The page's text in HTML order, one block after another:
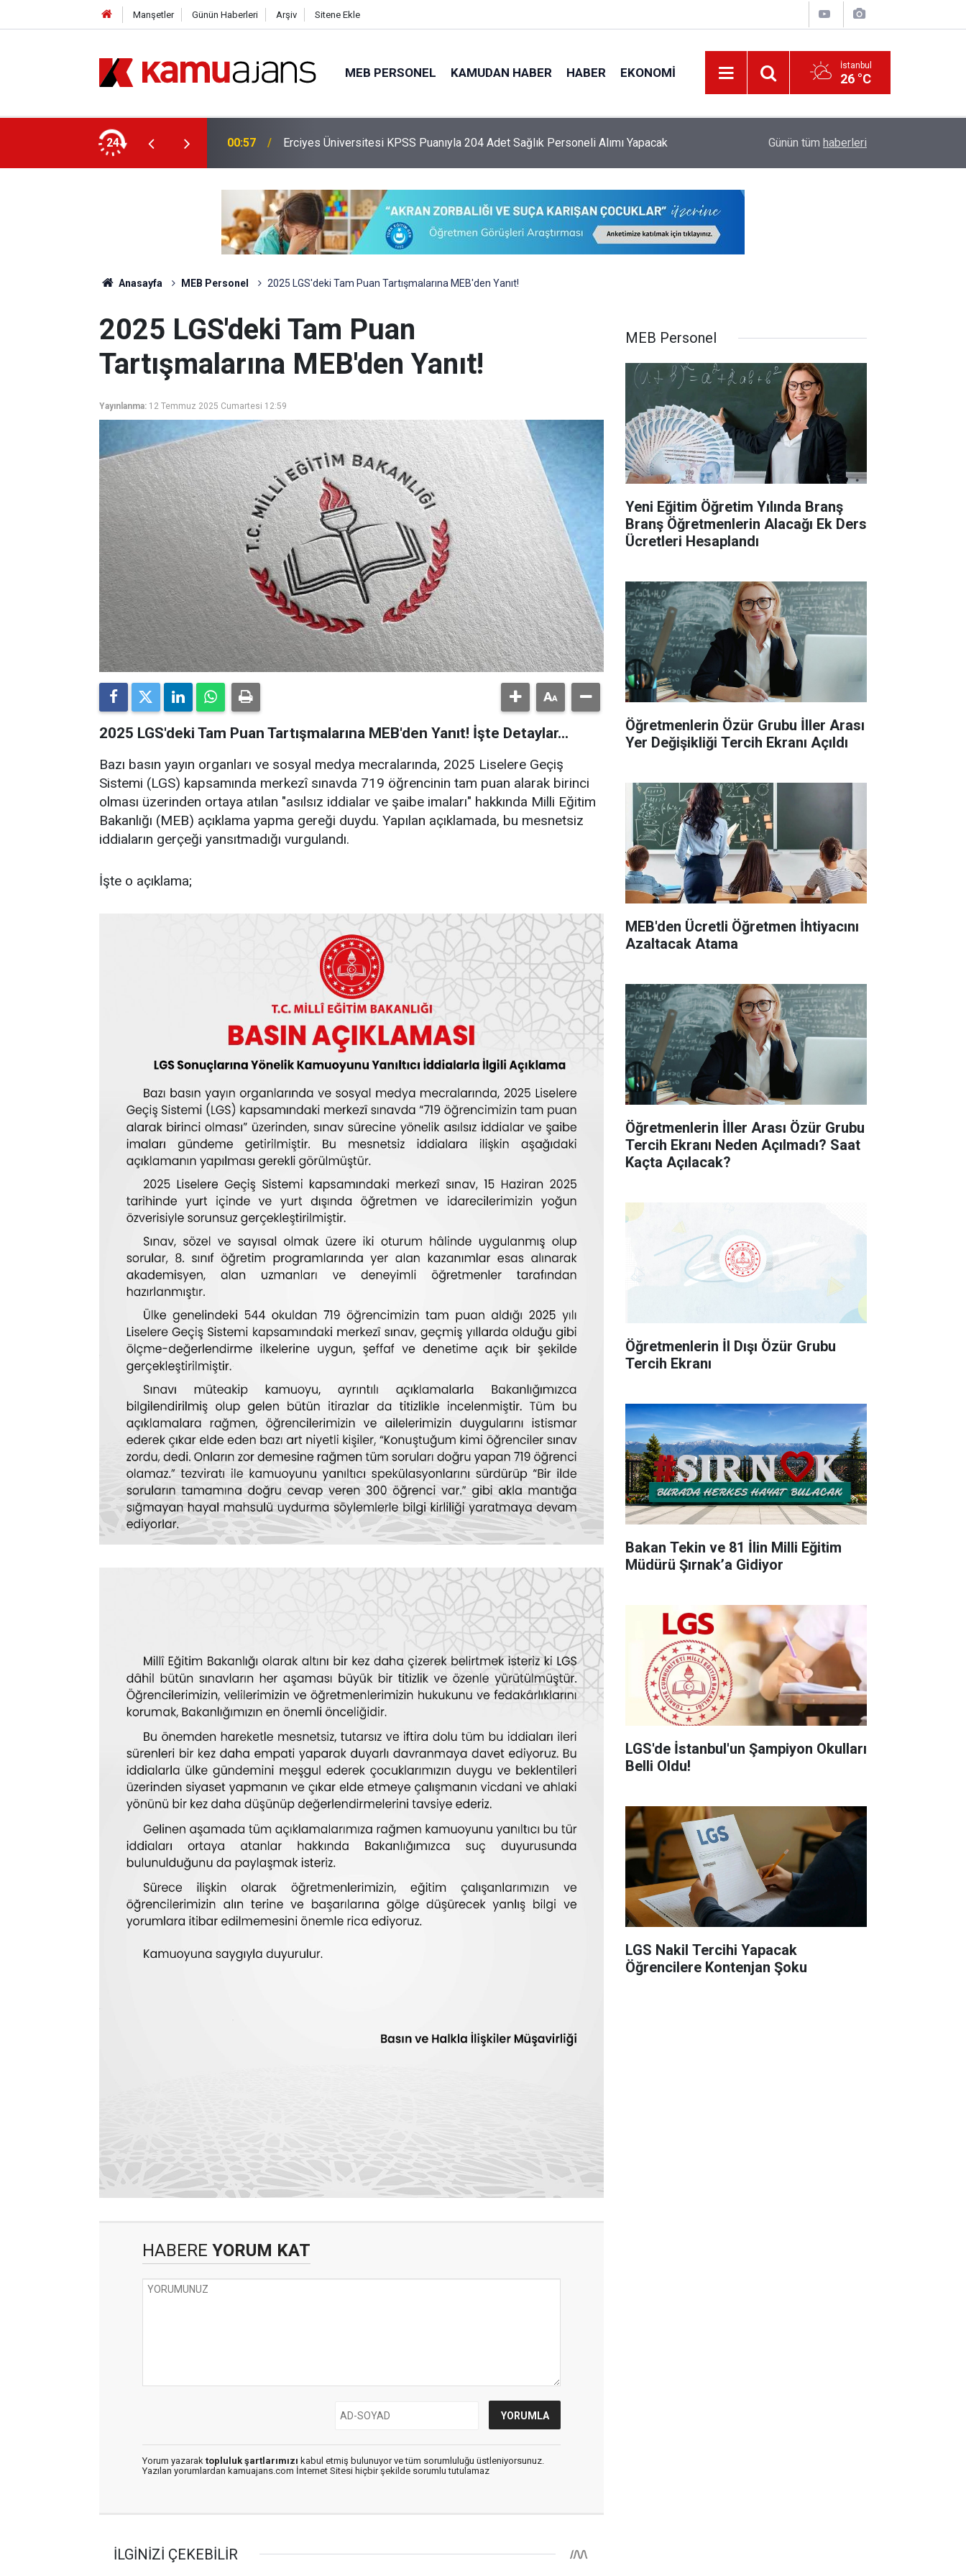
Manşetler Günün Haberleri Arşiv Sitene Ekle
MEB PERSONEL KAMUDAN HABER HABER EKONOMI İstanbul
26 °C
24
Alımı Yapılacak! 00:57 Erciyes Üniversitesi KPSS Puanıyla 204 Adet Sağlık Personeli Alımı Yapacak
Öğretim Üyesi ve Öğretim Görevlisi Alınacak
Günün tüm haberleri
Anasayfa MEB Personel 2025 LGS'deki Tam Puan Tartışmalarına MEB'den Yanıt!
2025 LGS'deki Tam Puan
Tartışmalarına MEB'den Yanıt!
Yayınlanma: 12 Temmuz 2025 Cumartesi 12:59
2025 LGS'deki Tam Puan Tartışmalarına MEB'den Yanıt! İşte Detaylar...
Bazı basın yayın organları ve sosyal medya mecralarında, 2025 Liselere Geçiş
Sistemi (LGS) kapsamında merkezî sınavda 719 öğrencinin tam puan alarak birinci
olması üzerinden ortaya atılan "asılsız iddialar ve şaibe imaları" hakkında Milli Eğitim
Bakanlığı (MEB) açıklama yapma gereği duydu. Yapılan açıklamada, bu mesnetsiz
iddiaların gerçeği yansıtmadığı vurgulandı.
İşte o açıklama;
HABERE YORUM KAT
Yorum yazarak topluluk şartlarımızı kabul etmiş bulunuyor ve tüm sorumluluğu üstleniyorsunuz.
Yazılan yorumlardan kamuajans.com İnternet Sitesi hiçbir şekilde sorumlu tutulamaz
MEB Personel
Yeni Eğitim Öğretim Yılında Branş
Branş Öğretmenlerin Alacağı Ek Ders
Ücretleri Hesaplandı
Öğretmenlerin Özür Grubu İller Arası
Yer Değişikliği Tercih Ekranı Açıldı
MEB'den Ücretli Öğretmen İhtiyacını
Azaltacak Atama
Öğretmenlerin İller Arası Özür Grubu
Tercih Ekranı Neden Açılmadı? Saat
Kaçta Açılacak?
Öğretmenlerin İl Dışı Özür Grubu
Tercih Ekranı
Bakan Tekin ve 81 İlin Milli Eğitim
Müdürü Şırnak’a Gidiyor
LGS'de İstanbul'un Şampiyon Okulları
Belli Oldu!
LGS Nakil Tercihi Yapacak
Öğrencilere Kontenjan Şoku